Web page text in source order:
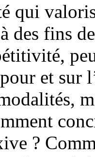
qui
des fins
et sur
?